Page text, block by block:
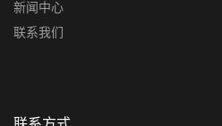
新闻中心
联系我们